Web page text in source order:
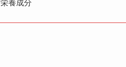
栄養成分